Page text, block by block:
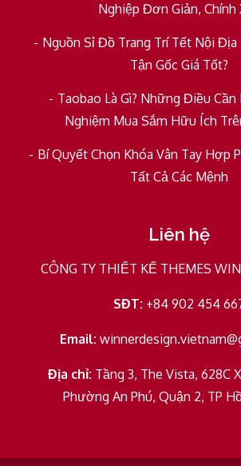
Nghiệp Đơn Giản, Chính
Nguồn Sỉ Đồ Trang Trí Tết Nội Địa
Tận Gốc Giá Tốt?
Taobao Là Gì? Những Điều Cần
Nghiệm Mua Sắm Hữu Ích
Bí Quyết Chọn Khóa Vân Tay Hợp
Tất Cả Các Mệnh
Liên hệ
CÔNG TY THIẾT KẾ THEMES
SĐT: +84 902 454
Email:
Địa chỉ: Tầng 3, The Vista, 628C
Phường An Phú, Quận 2, TP